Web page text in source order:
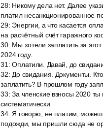
28: Никому дела нет. Далее
платил несанкционированное
29: Энергии, а что касается
на расчётный счёт гаражного
30: Мы хотели заплатить за
2024 году.
31 :Оплатили. Давай, до
32: До свидания. Документы.
заплатить? В прошлом году
33:За членские взносы 2020 ты
систематически
34: Я говорю, не платим,
подожди, мы пришли сюда не